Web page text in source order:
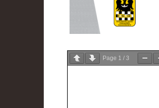
Page 1 / 3